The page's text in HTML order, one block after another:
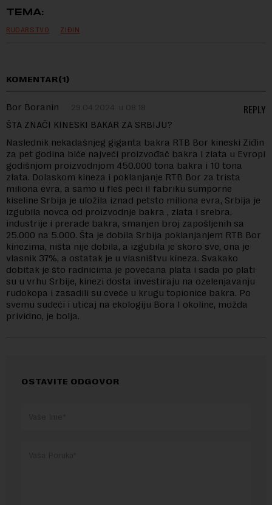
TEMA:
RUDARSTVO ZIĐIN
KOMENTAR(1)
Bor Boranin 29.04.2024. u 08:18
ŠTA ZNAČI KINESKI BAKAR ZA SRBIJU?
Naslednik nekadašnjeg giganta bakra RTB Bor kineski Ziđin
za pet godina biće najveći proizvođač bakra i zlata u Evropi
godišnjom proizvodnjom 450.000 tona bakra i 10 tona
zlata. Dolaskom kineza i poklanjanje RTB Bor za trista
miliona evra, a samo u fleš peći iI fabriku sumporne
kiseline Srbija je uložila iznad petsto miliona evra, Srbija je
izgubila novca od proizvodnje bakra , zlata i srebra,
industrije i prerade bakra, smanjen broj zapošljenih sa
25.000 na 5.000. Šta je dobila Srbija poklanjanjem RTB Bor
kinezima, ništa nije dobila, a izgubila je skoro sve, ona je
vlasnik 37%, a ostatak je u vlasništvu kineza. Svakako
dobitak je što radnicima je povećana plata i sada po plati
su u vrhu Srbije, kinezi dosta investiraju na ozelenjavanju
rudokopa i zasadili su cveće u krugu topionice bakra. Po
svemu sudeći i uticaj na ekologiju Bora I okoline, možda
prividno, je bolja.
REPLY
OSTAVITE ODGOVOR